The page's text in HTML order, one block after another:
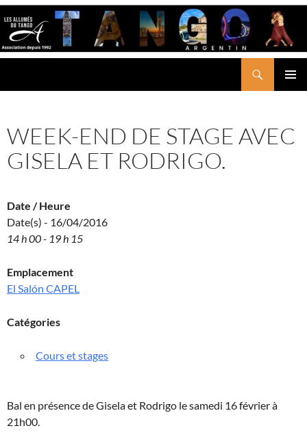
Aller
au
contenu
WEEK-END DE STAGE AVEC
GISELA ET RODRIGO.
Date / Heure
Date(s) - 16/04/2016
14 h 00 - 19 h 15
Emplacement
El Salón CAPEL
Catégories
Cours et stages
Bal en présence de Gisela et Rodrigo le samedi 16 février à
21h00.